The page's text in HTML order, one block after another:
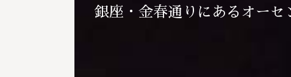
銀座・金春通りにあるオーセ